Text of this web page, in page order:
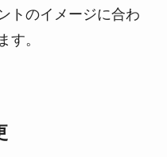
トのイメージに合わ
す。